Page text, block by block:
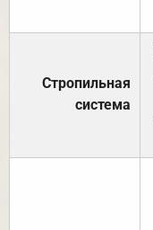
Стропильная
система